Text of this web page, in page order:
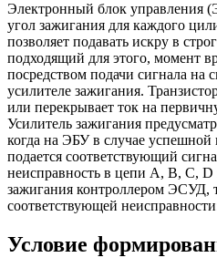
Электронный блок управления
угол зажигания для каждого
позволяет подавать искру в
подходящий для этого, момент
посредством подачи сигнала на
усилителе зажигания.
или перекрывает ток на
Усилитель зажигания
когда на ЭБУ в случае успешной
подается соответствующий
неисправность в цепи А, B, C, D
зажигания контроллером ЭСУД,
соответствующей
Условие